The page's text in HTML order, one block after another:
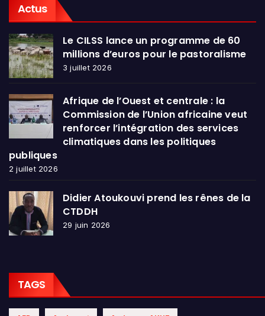
Actus
Le CILSS lance un programme de 60
millions d’euros pour le pastoralisme
3 juillet 2026
Afrique de l’Ouest et centrale : la
Commission de l’Union africaine veut
renforcer l’intégration des services
climatiques dans les politiques
publiques
2 juillet 2026
Didier Atoukouvi prend les rênes de la
CTDDH
29 juin 2026
TAGS